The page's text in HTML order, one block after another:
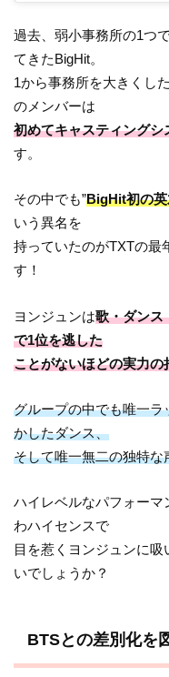
過去、弱小事務所の1つ
てきたBigHit。
1から事務所を大きくし
のメンバーは
初めてキャスティング
す。
その中でも”BigHit初の
いう異名を
持っていたのがTXTの最
す！
ヨンジュンは歌・ダンス
で1位を逃した
ことがないほどの実力の
グループの中でも唯一ラ
かしたダンス、
そして唯一無二の独特
ハイレベルなパフォーマ
わハイセンスで
目を惹くヨンジュンに
いでしょうか？
BTSとの差別化を